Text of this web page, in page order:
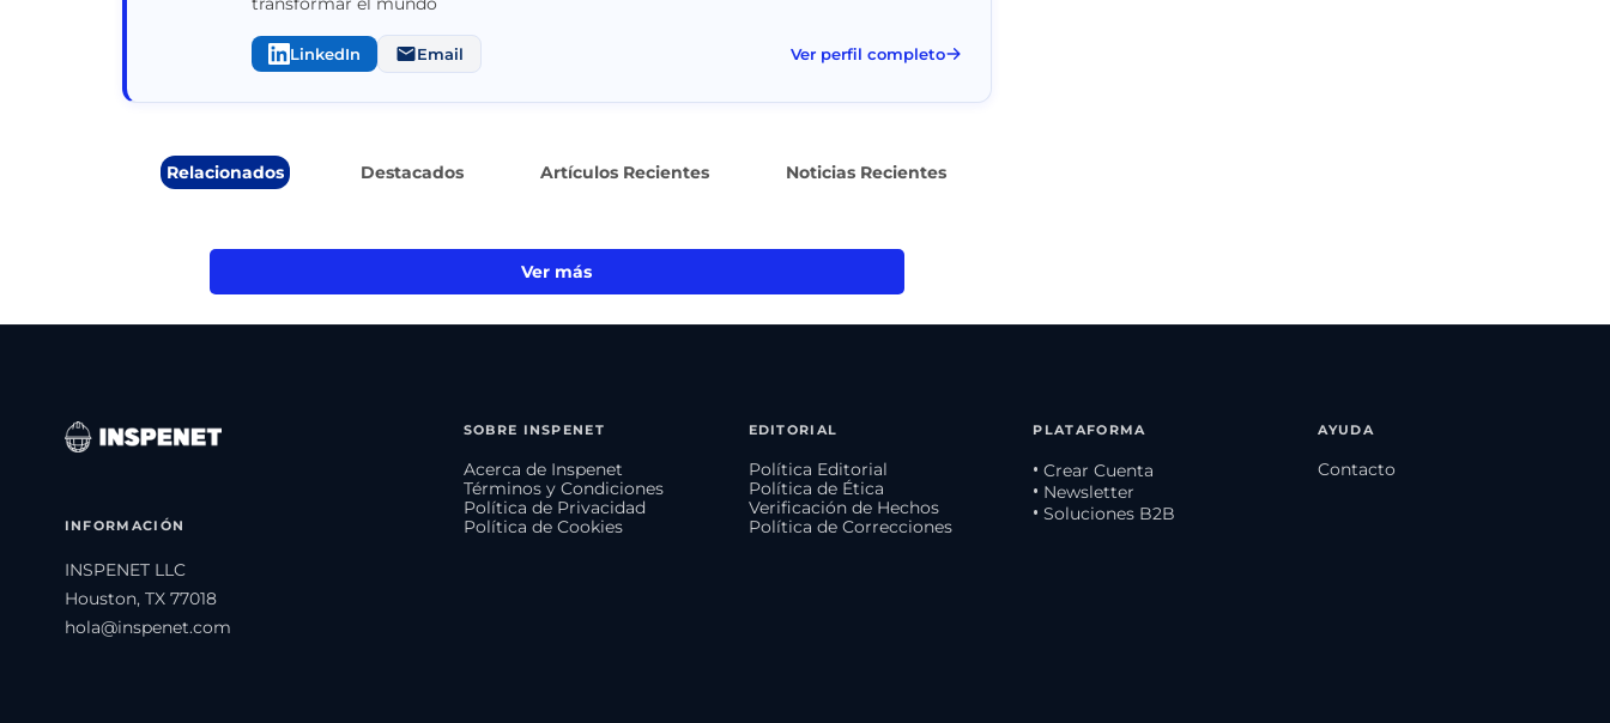
LinkedIn Email Ver perfil completo
Relacionados Destacados Artículos Recientes Noticias Recientes
Ver más
INFORMACIÓN
INSPENET LLC
Houston, TX 77018
hola@inspenet.com
SOBRE INSPENET
Acerca de Inspenet
Términos y Condiciones
Política de Privacidad
Política de Cookies
EDITORIAL
Política Editorial
Política de Ética
Verificación de Hechos
Política de Correcciones
PLATAFORMA
• Crear Cuenta
• Newsletter
• Soluciones B2B
AYUDA
Contacto